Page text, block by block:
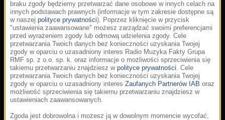
braku zgody będziemy przetwarzać dane osobowe w innych celach na
innych podstawach prawnych (informacje w tym zakresie dostępne są
w naszej polityce prywatności). Poprzez kliknięcie w przycisk
"ustawienia zaawansowane" możesz zarządzać swoimi preferencjami
przed wyrażeniem zgody lub odmową udzielenia zgody. Cele
przetwarzania Twoich danych bez konieczności uzyskania Twojej
zgody w oparciu o uzasadniony interes Radio Muzyka Fakty Grupa
RMF sp. z o.o. sp. k. oraz informacje o możliwości sprzeciwienia się
takiemu przetwarzaniu znajdziesz w polityce prywatności. Cele
przetwarzania Twoich danych bez konieczności uzyskania Twojej
zgody w oparciu o uzasadniony interes Zaufanych Partnerów IAB oraz
możliwość sprzeciwienia się takiemu przetwarzaniu znajdziesz w
ustawieniach zaawansowanych.
Zgoda jest dobrowolna i możesz ją w dowolnym momencie wycofać,